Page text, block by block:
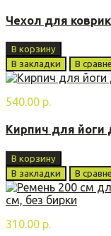
Чехол для
В корзину
В закладки
В
540.00 р.
Кирпич для
В корзину
В закладки
В
310.00 р.